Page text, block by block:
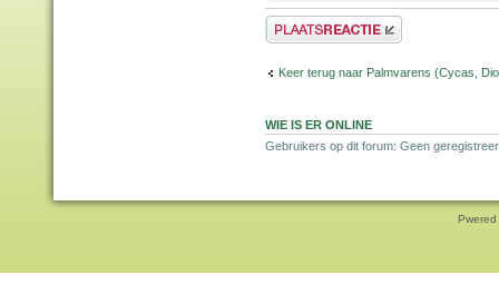
Plaats een reactie
Keer terug naar Palmvarens (Cycas,
WIE IS ER ONLINE
Gebruikers op dit forum: Geen